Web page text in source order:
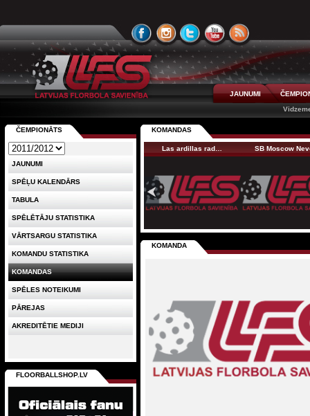
JAUNUMI
KOMANDAS
Las ardillas rad… SB Moscow
KOMANDA
ČEMPIONĀTS
JAUNUMI
SPĒĻU KALENDĀRS
TABULA
SPĒLĒTĀJU STATISTIKA
VĀRTSARGU STATISTIKA
KOMANDU STATISTIKA
KOMANDAS
SPĒLES NOTEIKUMI
PĀREJAS
AKREDITĒTIE MEDIJI
FLOORBALLSHOP.LV